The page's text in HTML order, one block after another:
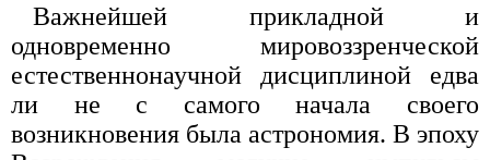
Важнейшей прикладной и
одновременно мировоззренческой
естественнонаучной дисциплиной едва
ли не с самого начала своего
возникновения была астрономия. В эпоху